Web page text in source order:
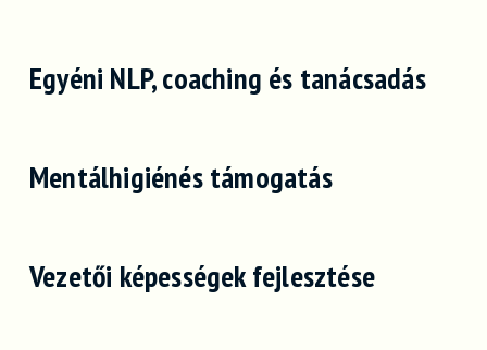
Egyéni NLP, coaching és tanácsadás
Mentálhigiénés támogatás
Vezetői képességek fejlesztése